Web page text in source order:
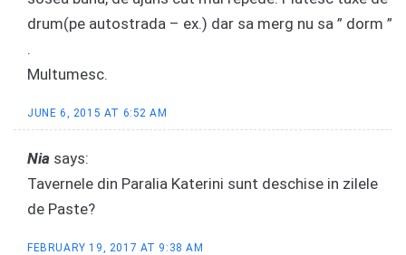
drum(pe autostrada – ex.) dar sa merg nu sa ” dorm ”
.
Multumesc.
JUNE 6, 2015 AT 6:52 AM
Nia says:
Tavernele din Paralia Katerini sunt deschise in zilele
de Paste?
FEBRUARY 19, 2017 AT 9:38 AM